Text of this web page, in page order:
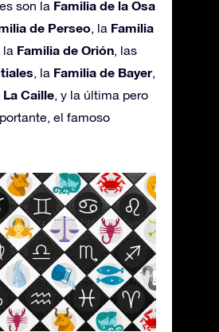
son la Familia de la Osa
de Perseo , la Familia
, la Familia de Orión , las
, la Familia de Bayer,
Caille , y la última pero
el famoso